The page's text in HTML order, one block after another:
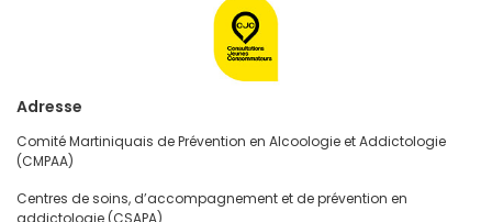
Adresse
Comité Martiniquais de Prévention en Alcoologie et Addictologie
(CMPAA)
Centres de soins, d’accompagnement et de prévention en